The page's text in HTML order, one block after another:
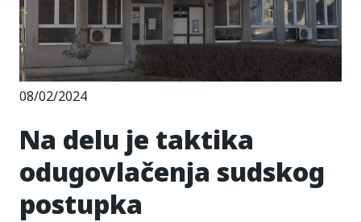
08/02/2024
Na delu je taktika
odugovlačenja sudskog
postupka